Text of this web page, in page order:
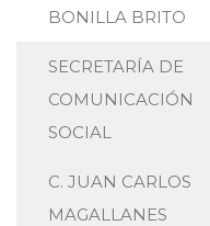
BONILLA BRITO
SECRETARÍA DE
COMUNICACIÓN
SOCIAL
C. JUAN CARLOS
MAGALLANES